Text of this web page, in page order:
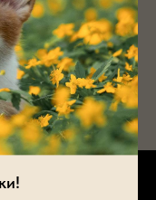
вклад в
пемброк